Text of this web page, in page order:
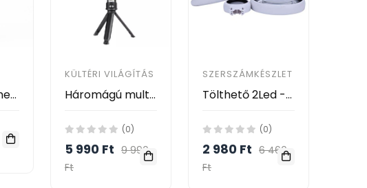
60 ledes, tölthető munkalámpa - felállítható, felakasztható, 48 cm
KÜLTÉRI VILÁGÍTÁS
Háromágú multifunkcionális LED lámpa, munkalámpa
(0)
5 990 Ft 9 990
Ft
SZERSZÁMKÉSZLET
Tölthető 2Led -es cserélhető lencse típusú nagyító- 3db lencse 3,5X 5X 11X
(0)
2 980 Ft 6 460
Ft